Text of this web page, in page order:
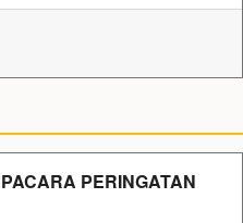
PERINGATAN